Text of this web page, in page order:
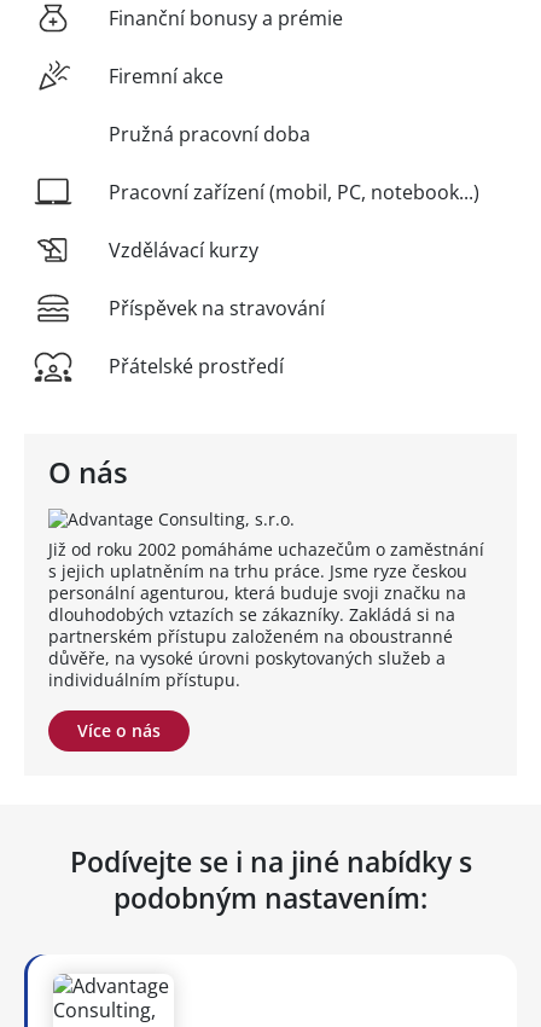
O nás
Již od roku 2002 pomáháme uchazečům o zaměstnání
s jejich uplatněním na trhu práce. Jsme ryze českou
personální agenturou, která buduje svoji značku na
dlouhodobých vztazích se zákazníky. Zakládá si na
partnerském přístupu založeném na oboustranné
důvěře, na vysoké úrovni poskytovaných služeb a
individuálním přístupu.
Více o nás
Finanční bonusy a prémie
Firemní akce
Pružná pracovní doba
Pracovní zařízení (mobil, PC, notebook...)
Vzdělávací kurzy
Příspěvek na stravování
Přátelské prostředí
Podívejte se i na jiné nabídky s
podobným nastavením: